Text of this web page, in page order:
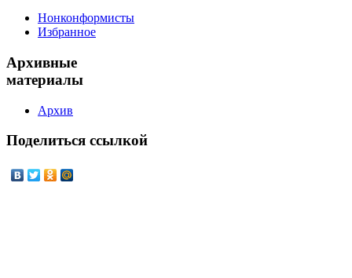
Нонконформисты
Избранное
Архивные
материалы
Архив
Поделиться ссылкой